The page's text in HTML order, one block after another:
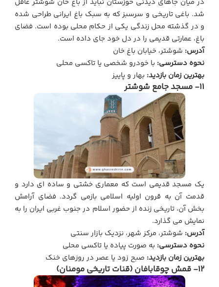
در میان جاهای دیدنی خوزستان نباید از باغ خان شوشتر غافل
شد. باغی تاریخی و سرسبز که به سبک باغ ایرانی طراحی شده
و در گذشته محل زندگی یکی از حکام محلی بوده است. فضای
باغ، عمارتی قدیمی را در دل خود جای داده است.
آدرس: شوشتر، خیابان باغ خان
نحوه دسترسی: با خودرو شخصی یا تاکسی محلی
بهترین زمان بازدید: بهار و پاییز
11- مسجد جامع شوشتر
یک مسجد قدیمی است که معماری خشتی و ساده ای دارد و
قدمت آن به قرون اولیه اسلامی بازمی گردد. فضای آرامش
بخش آن، تاریخی زنده از حضور اسلام در جنوب غربی ایران را به
نمایش می گذارد.
آدرس: شوشتر، مرکز شهر، نزدیک بازار سنتی
نحوه دسترسی: به صورت پیاده یا تاکسی محلی
بهترین زمان بازدید: صبح زود یا عصر در روزهای خنک
12- قمش چوقابافان (قنات تاریخی مومنان)